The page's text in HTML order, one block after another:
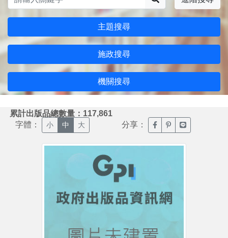
主題搜尋
施政搜尋
機關搜尋
累計出版品總數量：117,861
字體： 小 中 大 分享： 臉書分享(另開新視窗)
噗浪分享(另開新
Line分享(另